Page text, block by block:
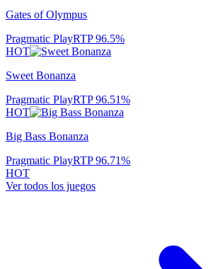
Gates of Olympus
Pragmatic PlayRTP96.5%
HOT
Sweet Bonanza
Pragmatic PlayRTP96.51%
HOT
Big Bass Bonanza
Pragmatic PlayRTP96.71%
HOT
Ver todos los juegos